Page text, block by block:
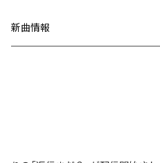
新曲情報